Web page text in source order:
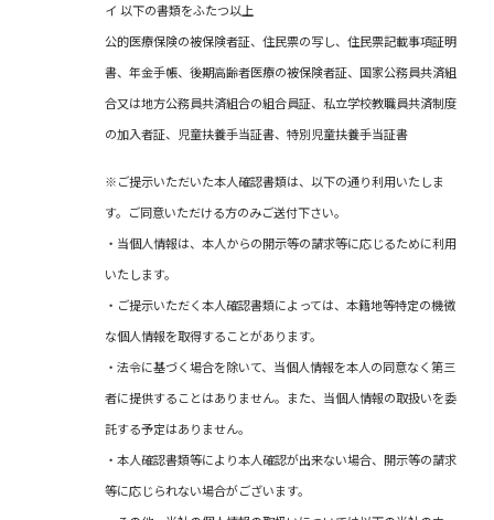
イ 以下の書類をふたつ以上
公的医療保険の被保険者証、住民票の写し、住民票記載事項証明
書、年金手帳、後期高齢者医療の被保険者証、国家公務員共済組
合又は地方公務員共済組合の組合員証、私立学校教職員共済制度
の加入者証、児童扶養手当証書、特別児童扶養手当証書
※ご提示いただいた本人確認書類は、以下の通り利用いたしま
す。ご同意いただける方のみご送付下さい。
・当個人情報は、本人からの開示等の請求等に応じるために利用
いたします。
・ご提示いただく本人確認書類によっては、本籍地等特定の機微
な個人情報を取得することがあります。
・法令に基づく場合を除いて、当個人情報を本人の同意なく第三
者に提供することはありません。また、当個人情報の取扱いを委
託する予定はありません。
・本人確認書類等により本人確認が出来ない場合、開示等の請求
等に応じられない場合がございます。